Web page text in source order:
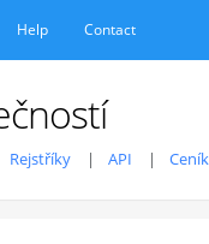
Help Contact
Rejstříky API Ceník